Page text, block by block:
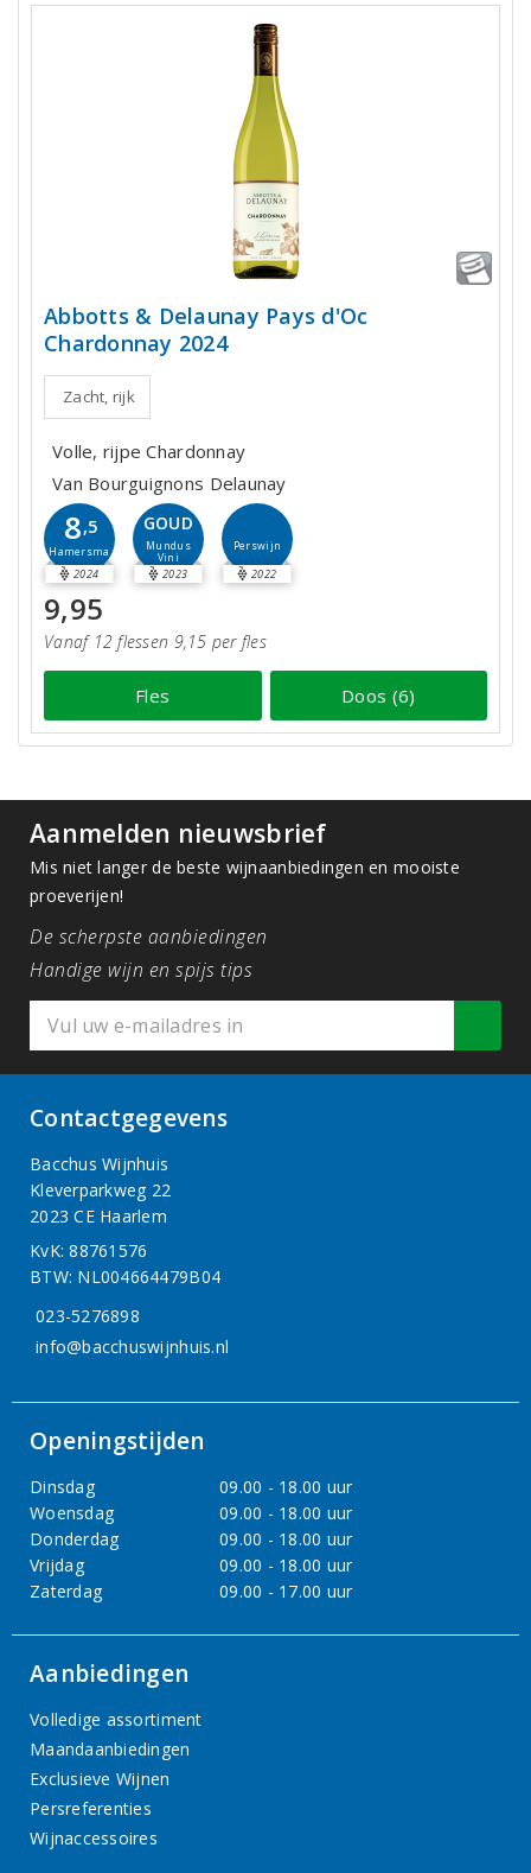
Abbotts & Delaunay Pays d'Oc
Chardonnay 2024
Zacht, rijk
Volle, rijpe Chardonnay
Van Bourguignons Delaunay
8,5
Hamersma
2024
GOUD
Mundus
Vini
2023
Perswijn
2022
9,95
Vanaf 12 flessen 9,15 per fles
Fles Doos (6)
Aanmelden nieuwsbrief
Mis niet langer de beste wijnaanbiedingen en mooiste
proeverijen!
De scherpste aanbiedingen
Handige wijn en spijs tips
Contactgegevens
Bacchus Wijnhuis
Kleverparkweg 22
2023 CE Haarlem
KvK: 88761576
BTW: NL004664479B04
023-5276898
info@bacchuswijnhuis.nl
Openingstijden
Dinsdag
09.00 - 18.00 uur
Woensdag
09.00 - 18.00 uur
Donderdag
09.00 - 18.00 uur
Vrijdag
09.00 - 18.00 uur
Zaterdag
09.00 - 17.00 uur
Aanbiedingen
Volledige assortiment
Maandaanbiedingen
Exclusieve Wijnen
Persreferenties
Wijnaccessoires